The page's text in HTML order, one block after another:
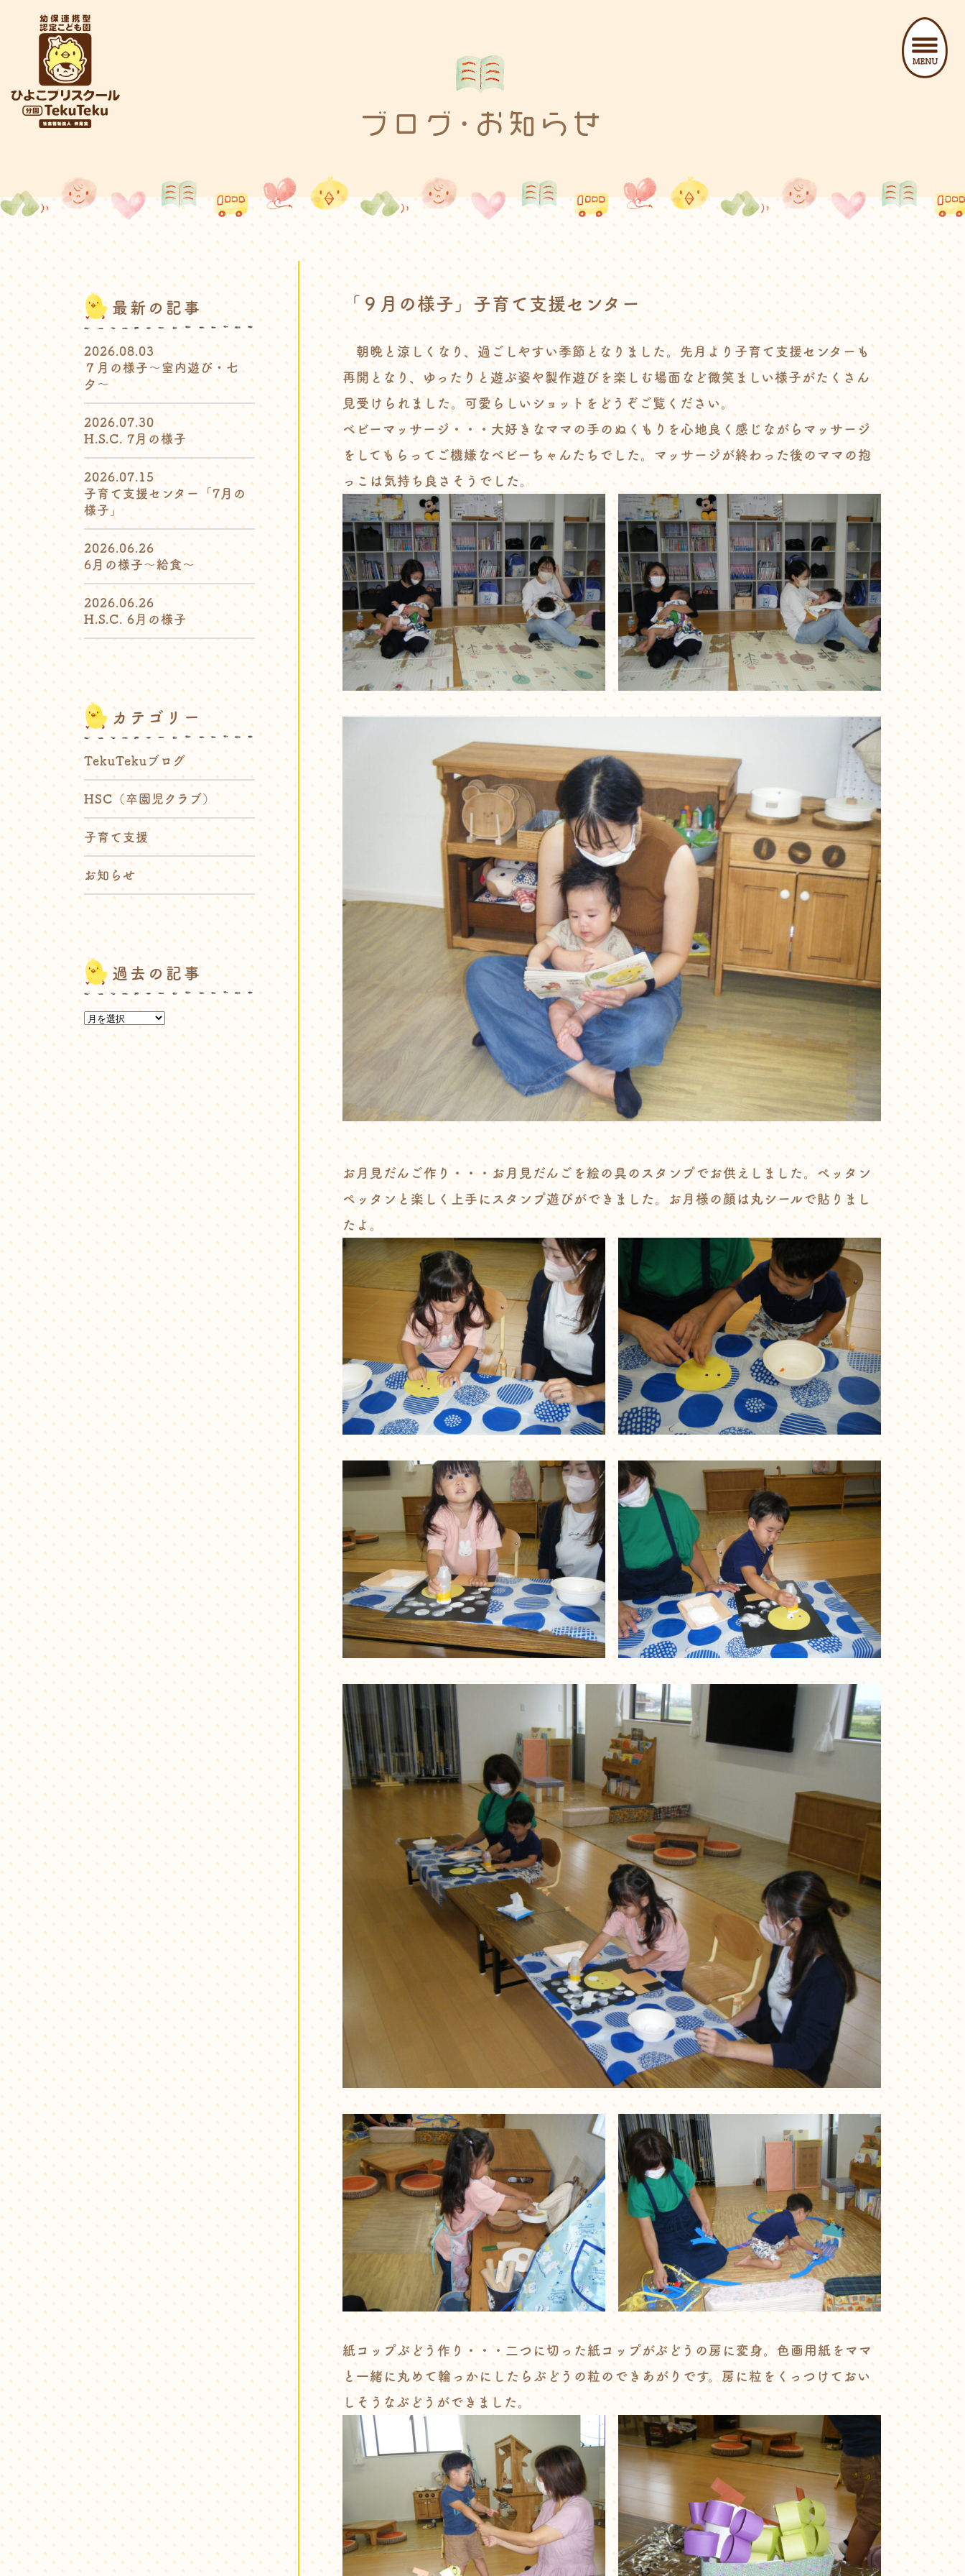
ブログ･お知らせ
「９月の様子」子育て支援センター
朝晩と涼しくなり、過ごしやすい季節となりました。先月より子育て支援センターも
再開となり、ゆったりと遊ぶ姿や製作遊びを楽しむ場面など微笑ましい様子がたくさん
見受けられました。可愛らしいショットをどうぞご覧ください。
ベビーマッサージ・・・大好きなママの手のぬくもりを心地良く感じながらマッサージ
をしてもらってご機嫌なベビーちゃんたちでした。マッサージが終わった後のママの抱
っこは気持ち良さそうでした。
お月見だんご作り・・・お月見だんごを絵の具のスタンプでお供えしました。ペッタン
ペッタンと楽しく上手にスタンプ遊びができました。お月様の顔は丸シールで貼りまし
たよ。
紙コップぶどう作り・・・二つに切った紙コップがぶどうの房に変身。色画用紙をママ
と一緒に丸めて輪っかにしたらぶどうの粒のできあがりです。房に粒をくっつけておい
しそうなぶどうができました。
最新の記事
2026.08.03
７月の様子〜室内遊び・七
夕〜
2026.07.30
H.S.C. 7月の様子
2026.07.15
子育て支援センター「7月の
様子」
2026.06.26
6月の様子〜給食〜
2026.06.26
H.S.C. 6月の様子
カテゴリー
TekuTekuブログ
HSC（卒園児クラブ）
子育て支援
お知らせ
過去の記事